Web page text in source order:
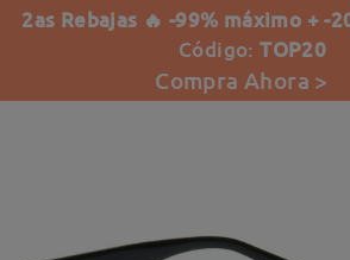
2as Rebajas 🔥 -99% máximo + -
Código:TOP20
Compra Ahora >